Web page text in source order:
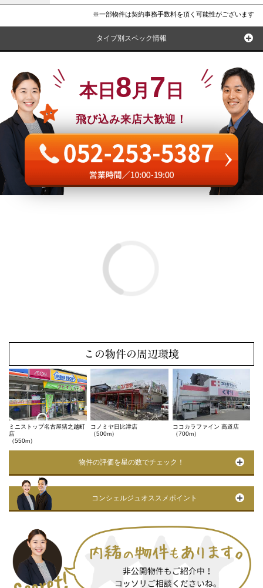
※一部物件は契約事務手数料を頂く可能性がございます
タイプ別スペック情報
本日 8月 7 日
飛び込み来店大歓迎！
この物件の周辺環境
ミニストップ名古屋猪之越町
店
（550m）
コノミヤ日比津店
（500m）
ココカラファイン 高道店
（700m）
物件の評価を星の数でチェック！
コンシェルジュオススメポイント